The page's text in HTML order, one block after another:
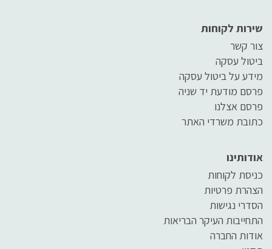
שירות לקוחות
צור קשר
ביטול עסקה
מידע על ביטול עסקה
פרסם מודעת יד שניה
פרסם אצלנו
כתובת משרדי האתר
אודותינו
כניסת לקוחות
הצהרת פרטיות
הסדרי נגישות
התחייבות העיקר הבריאות
אודות החברה